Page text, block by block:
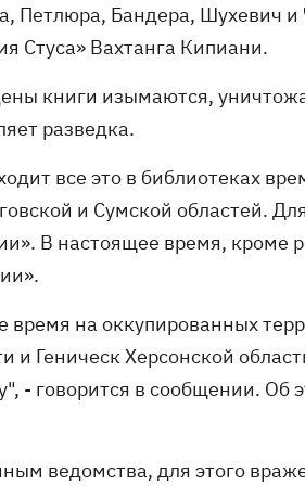
Петлюра, Бандера, Шухевич и
Стуса» Вахтанга Кипиани.
книги изымаются,
разведка.
все это в библиотеках
и Сумской областей.
В настоящее время, кроме
время на оккупированных
и Геническ Херсонской
- говорится в сообщении. Об
ведомства, для этого